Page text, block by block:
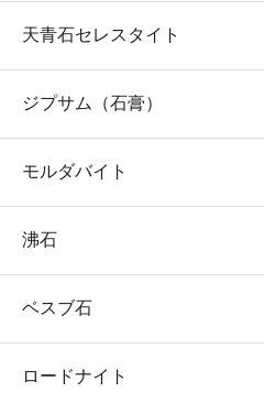
天青石セレスタイト
ジプサム（石膏）
モルダバイト
沸石
ベスブ石
ロードナイト